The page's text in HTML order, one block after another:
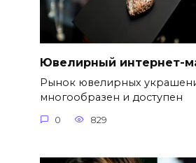
Ювелирный интернет-
Рынок ювелирных
многообразен и доступен
0 829